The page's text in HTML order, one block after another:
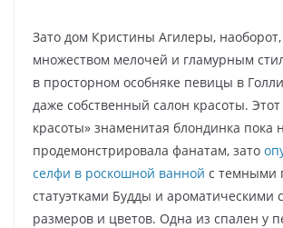
Зато дом Кристины Агилеры,
множеством мелочей и гламурным
в просторном особняке певицы в
даже собственный салон красоты. Этот
красоты» знаменитая блондинка пока
продемонстрировала фанатам, зато
селфи в роскошной ванной с темными
статуэтками Будды и ароматическими
размеров и цветов. Одна из спален у